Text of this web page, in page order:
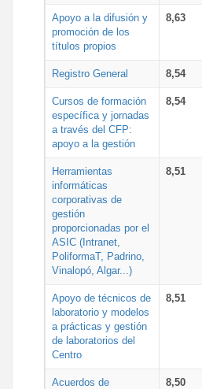
Apoyo a la difusión y
promoción de los
títulos propios
8,63
Registro General 8,54
Cursos de formación
específica y jornadas
a través del CFP:
apoyo a la gestión
8,54
Herramientas
informáticas
corporativas de
gestión
proporcionadas por el
ASIC (Intranet,
PoliformaT, Padrino,
Vinalopó, Algar...)
8,51
Apoyo de técnicos de
laboratorio y modelos
a prácticas y gestión
de laboratorios del
Centro
8,51
Acuerdos de
8,50